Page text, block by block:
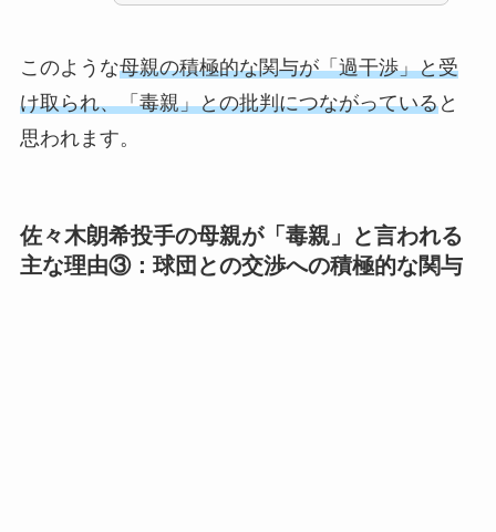
このような母親の積極的な関与が「過干渉」と受
け取られ、「毒親」との批判につながっていると
思われます。
佐々木朗希投手の母親が「毒親」と言われる
主な理由③： 球団との交渉への積極的な関与